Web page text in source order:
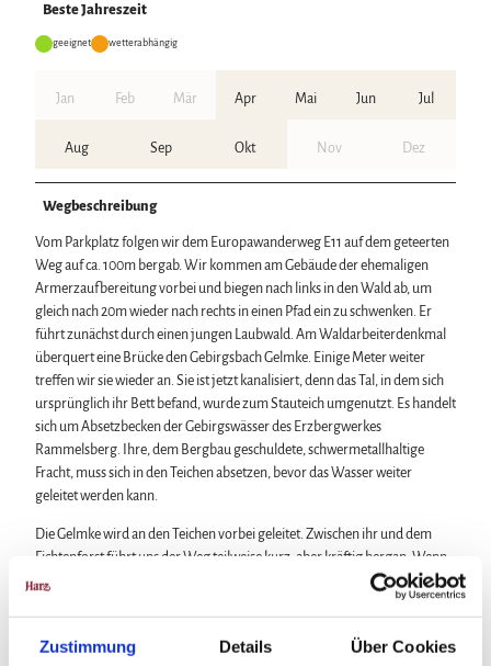
Zustimmung Details Über Cookies
Beste Jahreszeit
geeignet wetterabhängig
Jan Feb Mär Apr Mai Jun Jul
Aug Sep Okt Nov Dez
Wegbeschreibung
Vom Parkplatz folgen wir dem Europawanderweg E11 auf dem geteerten
Weg auf ca. 100m bergab. Wir kommen am Gebäude der ehemaligen
Armerzaufbereitung vorbei und biegen nach links in den Wald ab, um
gleich nach 20m wieder nach rechts in einen Pfad ein zu schwenken. Er
führt zunächst durch einen jungen Laubwald. Am Waldarbeiterdenkmal
überquert eine Brücke den Gebirgsbach Gelmke. Einige Meter weiter
treffen wir sie wieder an. Sie ist jetzt kanalisiert, denn das Tal, in dem sich
ursprünglich ihr Bett befand, wurde zum Stauteich umgenutzt. Es handelt
sich um Absetzbecken der Gebirgswässer des Erzbergwerkes
Rammelsberg. Ihre, dem Bergbau geschuldete, schwermetallhaltige
Fracht, muss sich in den Teichen absetzen, bevor das Wasser weiter
geleitet werden kann.
Die Gelmke wird an den Teichen vorbei geleitet. Zwischen ihr und dem
Fichtenforst führt uns der Weg teilweise kurz, aber kräftig bergan. Wenn
wir oben angekommen sind, liegt der Wald hinter uns. Hangseitig blicken
wir über eine Wiese auf die Harzberge - den Hahnenberg und den
bis zum Sudmerberg. Hier beginnen die Heideflächen, die im Laufe des